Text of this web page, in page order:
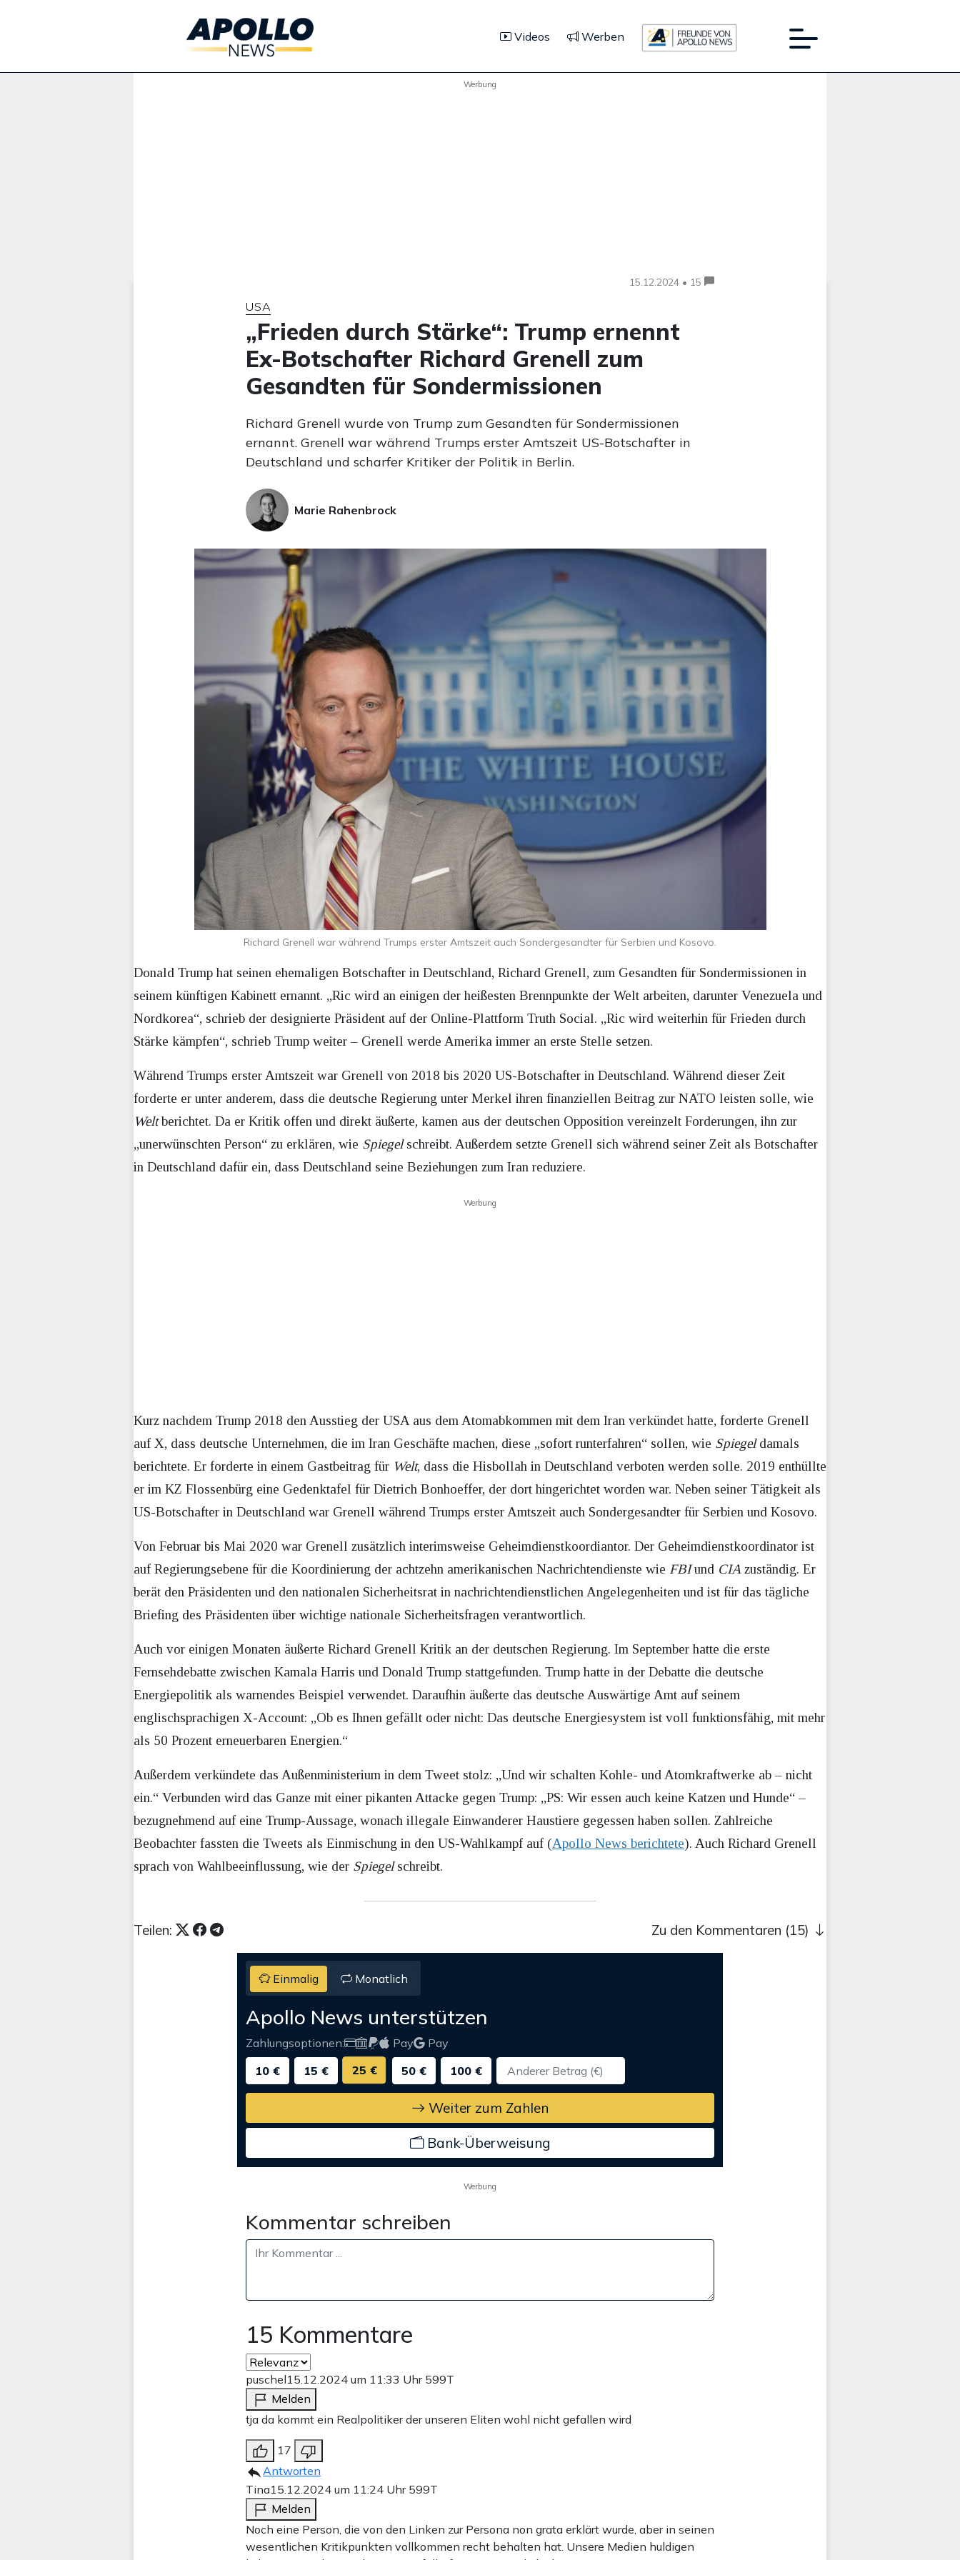
Videos Werben
Werbung
15.12.2024 • 15
USA
„Frieden durch Stärke“: Trump ernennt
Ex-Botschafter Richard Grenell zum
Gesandten für Sondermissionen
Richard Grenell wurde von Trump zum Gesandten für Sondermissionen
ernannt. Grenell war während Trumps erster Amtszeit US-Botschafter in
Deutschland und scharfer Kritiker der Politik in Berlin.
Marie Rahenbrock
Richard Grenell war während Trumps erster Amtszeit auch Sondergesandter für Serbien und Kosovo.
Donald Trump hat seinen ehemaligen Botschafter in Deutschland, Richard Grenell, zum Gesandten für Sondermissionen in
seinem künftigen Kabinett ernannt. „Ric wird an einigen der heißesten Brennpunkte der Welt arbeiten, darunter Venezuela und
Nordkorea“, schrieb der designierte Präsident auf der Online-Plattform Truth Social. „Ric wird weiterhin für Frieden durch
Stärke kämpfen“, schrieb Trump weiter – Grenell werde Amerika immer an erste Stelle setzen.
Während Trumps erster Amtszeit war Grenell von 2018 bis 2020 US-Botschafter in Deutschland. Während dieser Zeit
forderte er unter anderem, dass die deutsche Regierung unter Merkel ihren finanziellen Beitrag zur NATO leisten solle, wie
Weltberichtet. Da er Kritik offen und direkt äußerte, kamen aus der deutschen Opposition vereinzelt Forderungen, ihn zur
„unerwünschten Person“ zu erklären, wie Spiegelschreibt. Außerdem setzte Grenell sich während seiner Zeit als Botschafter
in Deutschland dafür ein, dass Deutschland seine Beziehungen zum Iran reduziere.
Werbung
Kurz nachdem Trump 2018 den Ausstieg der USA aus dem Atomabkommen mit dem Iran verkündet hatte, forderte Grenell
auf X, dass deutsche Unternehmen, die im Iran Geschäfte machen, diese „sofort runterfahren“ sollen, wie Spiegeldamals
berichtete. Er forderte in einem Gastbeitrag für Welt, dass die Hisbollah in Deutschland verboten werden solle. 2019 enthüllte
er im KZ Flossenbürg eine Gedenktafel für Dietrich Bonhoeffer, der dort hingerichtet worden war. Neben seiner Tätigkeit als
US-Botschafter in Deutschland war Grenell während Trumps erster Amtszeit auch Sondergesandter für Serbien und Kosovo.
Von Februar bis Mai 2020 war Grenell zusätzlich interimsweise Geheimdienstkoordiantor. Der Geheimdienstkoordinator ist
auf Regierungsebene für die Koordinierung der achtzehn amerikanischen Nachrichtendienste wie FBIund CIA zuständig. Er
berät den Präsidenten und den nationalen Sicherheitsrat in nachrichtendienstlichen Angelegenheiten und ist für das tägliche
Briefing des Präsidenten über wichtige nationale Sicherheitsfragen verantwortlich.
Auch vor einigen Monaten äußerte Richard Grenell Kritik an der deutschen Regierung. Im September hatte die erste
Fernsehdebatte zwischen Kamala Harris und Donald Trump stattgefunden. Trump hatte in der Debatte die deutsche
Energiepolitik als warnendes Beispiel verwendet. Daraufhin äußerte das deutsche Auswärtige Amt auf seinem
englischsprachigen X-Account: „Ob es Ihnen gefällt oder nicht: Das deutsche Energiesystem ist voll funktionsfähig, mit mehr
als 50 Prozent erneuerbaren Energien.“
Außerdem verkündete das Außenministerium in dem Tweet stolz: „Und wir schalten Kohle- und Atomkraftwerke ab – nicht
ein.“ Verbunden wird das Ganze mit einer pikanten Attacke gegen Trump: „PS: Wir essen auch keine Katzen und Hunde“ –
bezugnehmend auf eine Trump-Aussage, wonach illegale Einwanderer Haustiere gegessen haben sollen. Zahlreiche
Beobachter fassten die Tweets als Einmischung in den US-Wahlkampf auf (Apollo News berichtete). Auch Richard Grenell
sprach von Wahlbeeinflussung, wie der Spiegelschreibt.
Teilen: Zu den Kommentaren (15)
Einmalig Monatlich
Apollo News unterstützen
Zahlungsoptionen: Pay
Pay
10 €
15 € 25 € 50 € 100 €
Weiter zum Zahlen
Bank-Überweisung
Werbung
Kommentar schreiben
15 Kommentare
puschel15.12.2024 um 11:33 Uhr 599T
Melden
tja da kommt ein Realpolitiker der unseren Eliten wohl nicht gefallen wird
17
Antworten
Tina15.12.2024 um 11:24 Uhr 599T
Melden
Noch eine Person, die von den Linken zur Persona non grata erklärt wurde, aber in seinen
wesentlichen Kritikpunkten vollkommen recht behalten hat. Unsere Medien huldigen